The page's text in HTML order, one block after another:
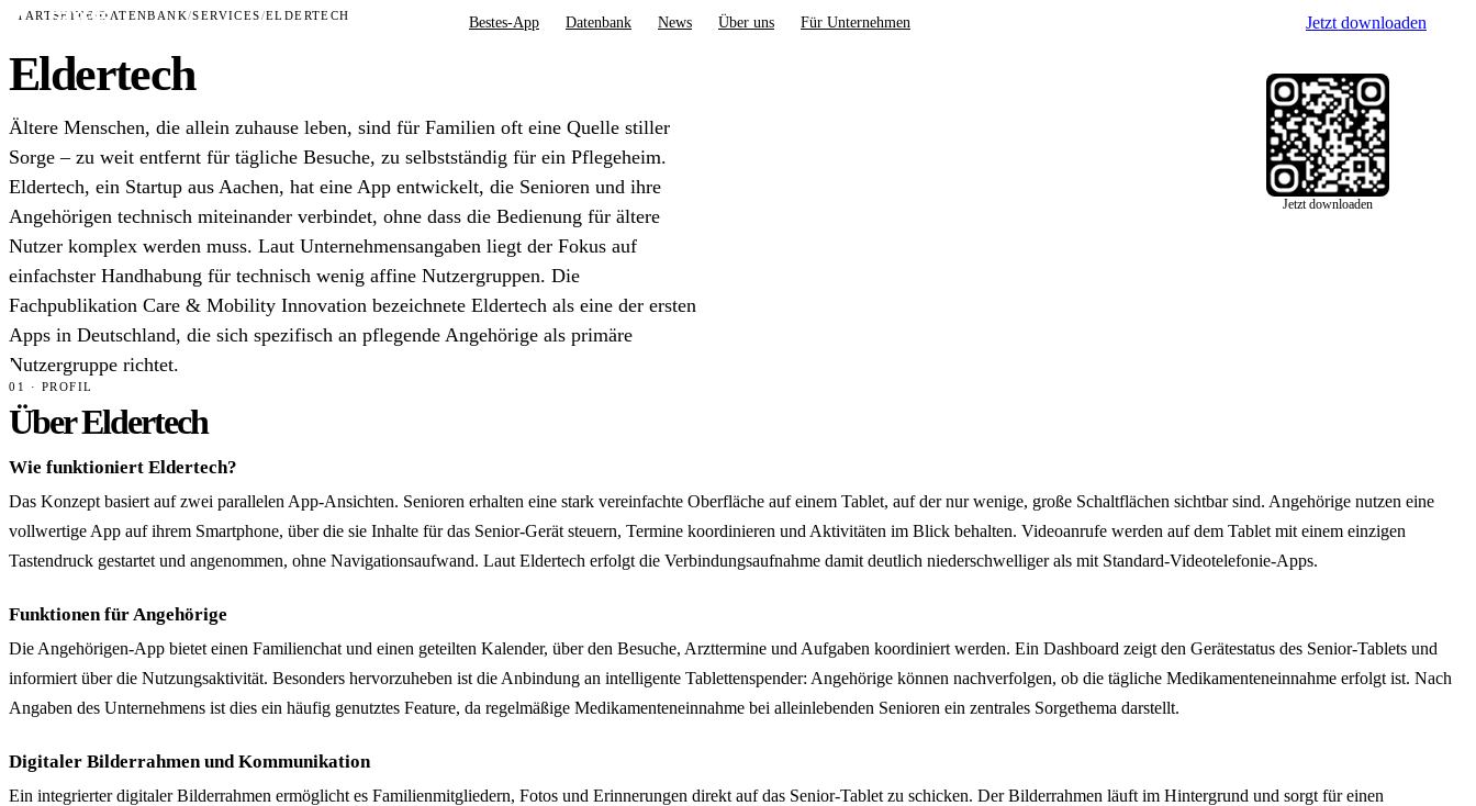
Bestes-App Datenbank News Über uns Für Unternehmen
Jetzt downloaden
Jetzt downloaden
STARTSEITE/DATENBANK/SERVICES/ELDERTECH
Eldertech
Ältere Menschen, die allein zuhause leben, sind für Familien oft eine Quelle stiller
Sorge – zu weit entfernt für tägliche Besuche, zu selbstständig für ein Pflegeheim.
Eldertech, ein Startup aus Aachen, hat eine App entwickelt, die Senioren und ihre
Angehörigen technisch miteinander verbindet, ohne dass die Bedienung für ältere
Nutzer komplex werden muss. Laut Unternehmensangaben liegt der Fokus auf
einfachster Handhabung für technisch wenig affine Nutzergruppen. Die
Fachpublikation Care & Mobility Innovation bezeichnete Eldertech als eine der ersten
Apps in Deutschland, die sich spezifisch an pflegende Angehörige als primäre
Nutzergruppe richtet.
01 · PROFIL
Über Eldertech
Wie funktioniert Eldertech?
Das Konzept basiert auf zwei parallelen App-Ansichten. Senioren erhalten eine stark vereinfachte Oberfläche auf einem Tablet, auf der nur wenige, große Schaltflächen sichtbar sind. Angehörige nutzen eine
vollwertige App auf ihrem Smartphone, über die sie Inhalte für das Senior-Gerät steuern, Termine koordinieren und Aktivitäten im Blick behalten. Videoanrufe werden auf dem Tablet mit einem einzigen
Tastendruck gestartet und angenommen, ohne Navigationsaufwand. Laut Eldertech erfolgt die Verbindungsaufnahme damit deutlich niederschwelliger als mit Standard-Videotelefonie-Apps.
Funktionen für Angehörige
Die Angehörigen-App bietet einen Familienchat und einen geteilten Kalender, über den Besuche, Arzttermine und Aufgaben koordiniert werden. Ein Dashboard zeigt den Gerätestatus des Senior-Tablets und
informiert über die Nutzungsaktivität. Besonders hervorzuheben ist die Anbindung an intelligente Tablettenspender: Angehörige können nachverfolgen, ob die tägliche Medikamenteneinnahme erfolgt ist. Nach
Angaben des Unternehmens ist dies ein häufig genutztes Feature, da regelmäßige Medikamenteneinnahme bei alleinlebenden Senioren ein zentrales Sorgethema darstellt.
Digitaler Bilderrahmen und Kommunikation
Ein integrierter digitaler Bilderrahmen ermöglicht es Familienmitgliedern, Fotos und Erinnerungen direkt auf das Senior-Tablet zu schicken. Der Bilderrahmen läuft im Hintergrund und sorgt für einen